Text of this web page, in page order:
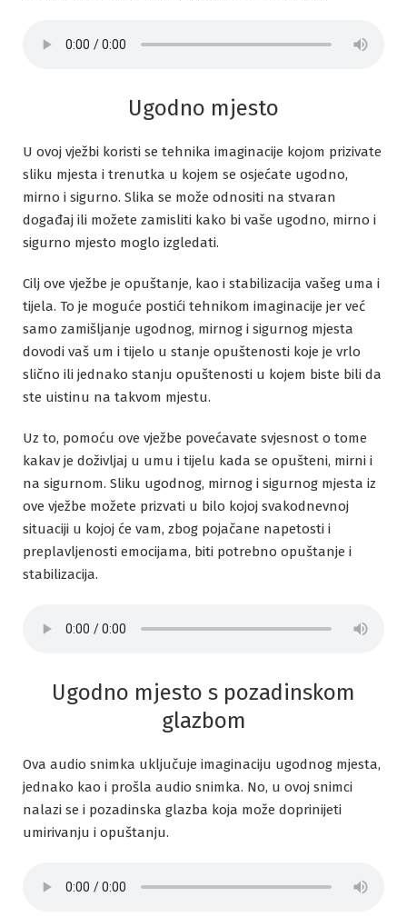
Ugodno mjesto
U ovoj vježbi koristi se tehnika imaginacije kojom prizivate
sliku mjesta i trenutka u kojem se osjećate ugodno,
mirno i sigurno. Slika se može odnositi na stvaran
događaj ili možete zamisliti kako bi vaše ugodno, mirno i
sigurno mjesto moglo izgledati.
Cilj ove vježbe je opuštanje, kao i stabilizacija vašeg uma i
tijela. To je moguće postići tehnikom imaginacije jer već
samo zamišljanje ugodnog, mirnog i sigurnog mjesta
dovodi vaš um i tijelo u stanje opuštenosti koje je vrlo
slično ili jednako stanju opuštenosti u kojem biste bili da
ste uistinu na takvom mjestu.
Uz to, pomoću ove vježbe povećavate svjesnost o tome
kakav je doživljaj u umu i tijelu kada se opušteni, mirni i
na sigurnom. Sliku ugodnog, mirnog i sigurnog mjesta iz
ove vježbe možete prizvati u bilo kojoj svakodnevnoj
situaciji u kojoj će vam, zbog pojačane napetosti i
preplavljenosti emocijama, biti potrebno opuštanje i
stabilizacija.
Ugodno mjesto s pozadinskom
glazbom
Ova audio snimka uključuje imaginaciju ugodnog mjesta,
jednako kao i prošla audio snimka. No, u ovoj snimci
nalazi se i pozadinska glazba koja može doprinijeti
umirivanju i opuštanju.